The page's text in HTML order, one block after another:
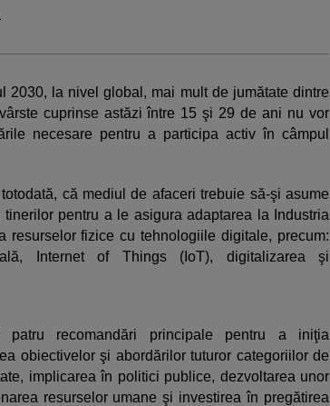
2030, la nivel global, mai mult de jumătate dintre
cuprinse astăzi între 15 şi 29 de ani nu vor
necesare pentru a participa activ în câmpul
că mediul de afaceri trebuie să-şi asume
pentru a le asigura adaptarea la Industria
resurselor fizice cu tehnologiile digitale, precum:
Internet of Things (IoT), digitalizarea şi
patru recomandări principale pentru a iniţia
obiectivelor şi abordărilor tuturor categoriilor de
implicarea în politici publice, dezvoltarea unor
resurselor umane şi investirea în pregătirea